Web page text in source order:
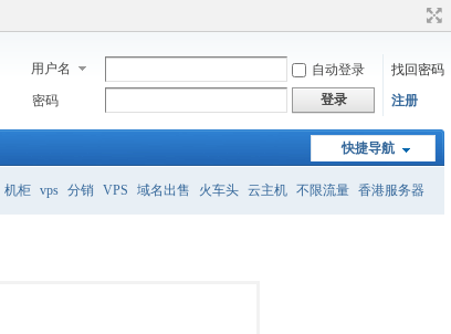
用户名 自动登录
找回密码
密码
登录 注册
快捷导航
机柜 vps 分销 VPS 域名出售 火车头 云主机 不限流量 香港服务器